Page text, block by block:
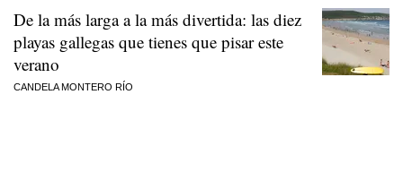
De la más larga a la más divertida: las diez
playas gallegas que tienes que pisar este
verano
CANDELA MONTERO RÍO